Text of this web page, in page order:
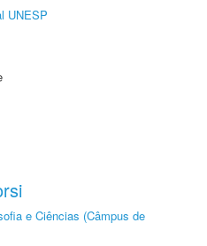
UNESP
e Ciências (Câmpus de